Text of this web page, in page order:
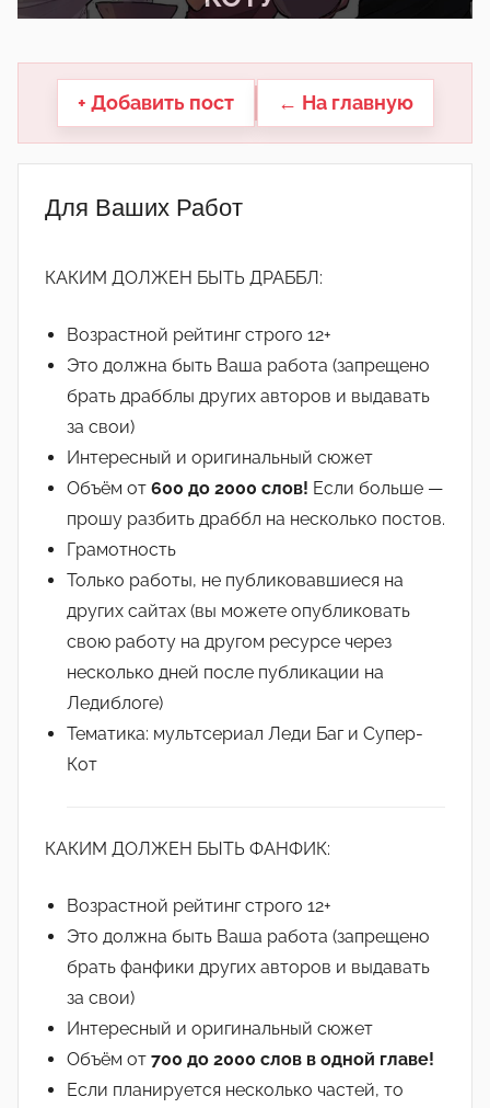
другие.
+ Добавить пост ← На главную
Для Ваших Работ
КАКИМ ДОЛЖЕН БЫТЬ ДРАББЛ:
Возрастной рейтинг строго 12+
Это должна быть Ваша работа (запрещено
брать драбблы других авторов и выдавать
за свои)
Интересный и оригинальный сюжет
Объём от 600 до 2000 слов! Если больше —
прошу разбить драббл на несколько постов.
Грамотность
Только работы, не публиковавшиеся на
других сайтах (вы можете опубликовать
свою работу на другом ресурсе через
несколько дней после публикации на
Ледиблоге)
Тематика: мультсериал Леди Баг и Супер-
Кот
КАКИМ ДОЛЖЕН БЫТЬ ФАНФИК:
Возрастной рейтинг строго 12+
Это должна быть Ваша работа (запрещено
брать фанфики других авторов и выдавать
за свои)
Интересный и оригинальный сюжет
Объём от 700 до 2000 слов в одной главе!
Если планируется несколько частей, то